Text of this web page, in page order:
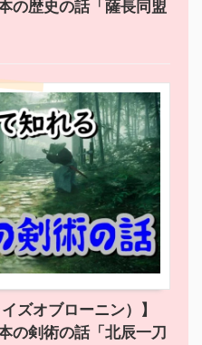
の歴史の話「薩長同盟
ズオブローニン）】
の剣術の話「北辰一刀